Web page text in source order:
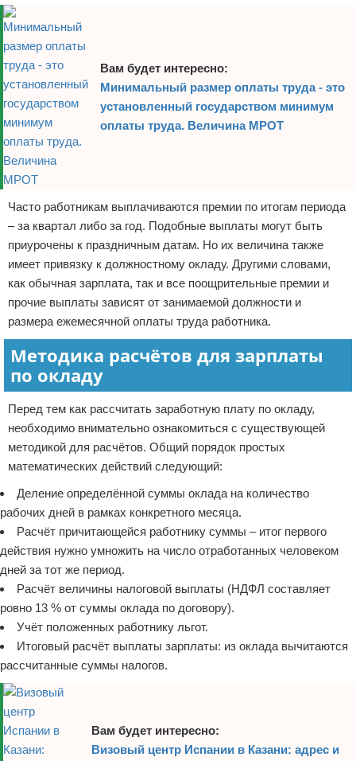
Вам будет интересно:
Минимальный размер оплаты труда - это
установленный государством минимум
оплаты труда. Величина МРОТ
Часто работникам выплачиваются премии по итогам периода
– за квартал либо за год. Подобные выплаты могут быть
приурочены к праздничным датам. Но их величина также
имеет привязку к должностному окладу. Другими словами,
как обычная зарплата, так и все поощрительные премии и
прочие выплаты зависят от занимаемой должности и
размера ежемесячной оплаты труда работника.
Методика расчётов для зарплаты
по окладу
Перед тем как рассчитать заработную плату по окладу,
необходимо внимательно ознакомиться с существующей
методикой для расчётов. Общий порядок простых
математических действий следующий:
Деление определённой суммы оклада на количество
рабочих дней в рамках конкретного месяца.
Расчёт причитающейся работнику суммы – итог первого
действия нужно умножить на число отработанных человеком
дней за тот же период.
Расчёт величины налоговой выплаты (НДФЛ составляет
ровно 13 % от суммы оклада по договору).
Учёт положенных работнику льгот.
Итоговый расчёт выплаты зарплаты: из оклада вычитаются
рассчитанные суммы налогов.
Вам будет интересно:
Визовый центр Испании в Казани: адрес и